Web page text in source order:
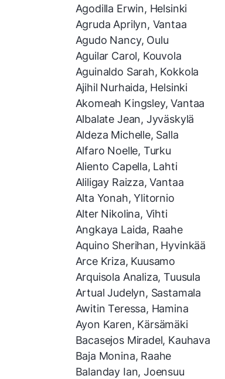
Agodilla Erwin, Helsinki
Agruda Aprilyn, Vantaa
Agudo Nancy, Oulu
Aguilar Carol, Kouvola
Aguinaldo Sarah, Kokkola
Ajihil Nurhaida, Helsinki
Akomeah Kingsley, Vantaa
Albalate Jean, Jyväskylä
Aldeza Michelle, Salla
Alfaro Noelle, Turku
Aliento Capella, Lahti
Aliligay Raizza, Vantaa
Alta Yonah, Ylitornio
Alter Nikolina, Vihti
Angkaya Laida, Raahe
Aquino Sherihan, Hyvinkää
Arce Kriza, Kuusamo
Arquisola Analiza, Tuusula
Artual Judelyn, Sastamala
Awitin Teressa, Hamina
Ayon Karen, Kärsämäki
Bacasejos Miradel, Kauhava
Baja Monina, Raahe
Balanday Ian, Joensuu